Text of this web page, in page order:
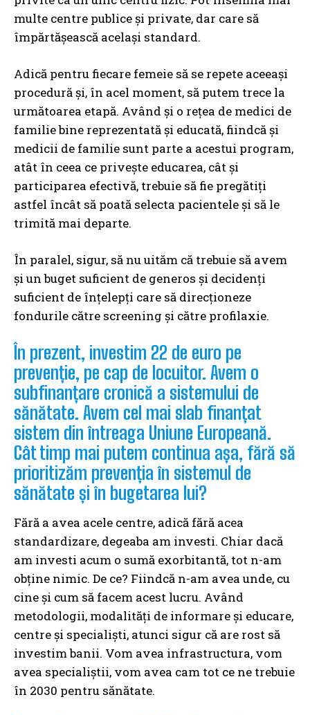
multe centre publice și private, dar care să
împărtășească același standard.
Adică pentru fiecare femeie să se repete aceeași
procedură și, în acel moment, să putem trece la
următoarea etapă. Având și o rețea de medici de
familie bine reprezentată și educată, fiindcă și
medicii de familie sunt parte a acestui program,
atât în ceea ce privește educarea, cât și
participarea efectivă, trebuie să fie pregătiți
astfel încât să poată selecta pacientele și să le
trimită mai departe.
În paralel, sigur, să nu uităm că trebuie să avem
și un buget suficient de generos și decidenți
suficient de înțelepți care să direcționeze
fondurile către screening și către profilaxie.
În prezent, investim 22 de euro pe
prevenție, pe cap de locuitor. Avem o
subfinanțare cronică a sistemului de
sănătate. Avem cel mai slab finanțat
sistem din întreaga Uniune Europeană.
Cât timp mai putem continua așa, fără să
prioritizăm prevenția în sistemul de
sănătate și în bugetarea lui?
Fără a avea acele centre, adică fără acea
standardizare, degeaba am investi. Chiar dacă
am investi acum o sumă exorbitantă, tot n-am
obține nimic. De ce? Fiindcă n-am avea unde, cu
cine și cum să facem acest lucru. Având
metodologii, modalități de informare și educare,
centre și specialiști, atunci sigur că are rost să
investim banii. Vom avea infrastructura, vom
avea specialiștii, vom avea cam tot ce ne trebuie
în 2030 pentru sănătate.